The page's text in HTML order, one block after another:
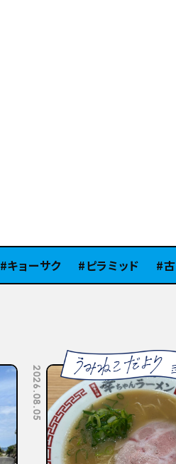
キョーサク ピラミッド 古
2026.07.15